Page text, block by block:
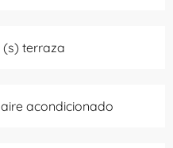
(s) terraza
acondicionado